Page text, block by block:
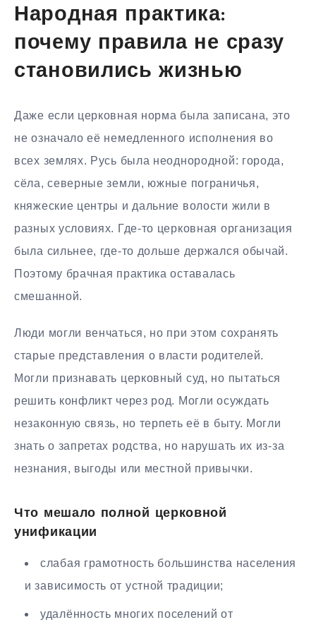
Народная практика:
почему правила не сразу
становились жизнью
Даже если церковная норма была записана, это
не означало её немедленного исполнения во
всех землях. Русь была неоднородной: города,
сёла, северные земли, южные пограничья,
княжеские центры и дальние волости жили в
разных условиях. Где-то церковная организация
была сильнее, где-то дольше держался обычай.
Поэтому брачная практика оставалась
смешанной.
Люди могли венчаться, но при этом сохранять
старые представления о власти родителей.
Могли признавать церковный суд, но пытаться
решить конфликт через род. Могли осуждать
незаконную связь, но терпеть её в быту. Могли
знать о запретах родства, но нарушать их из-за
незнания, выгоды или местной привычки.
Что мешало полной церковной
унификации
слабая грамотность большинства населения
и зависимость от устной традиции;
удалённость многих поселений от